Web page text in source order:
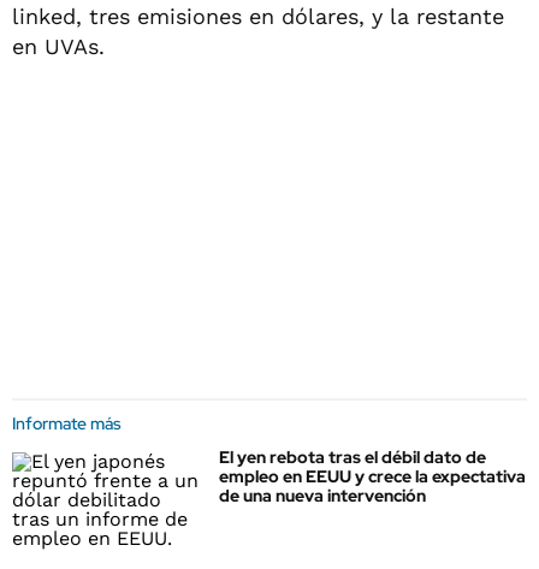
linked, tres emisiones en dólares, y la restante
en UVAs.
Informate más
El yen rebota tras el débil dato de
empleo en EEUU y crece la expectativa
de una nueva intervención